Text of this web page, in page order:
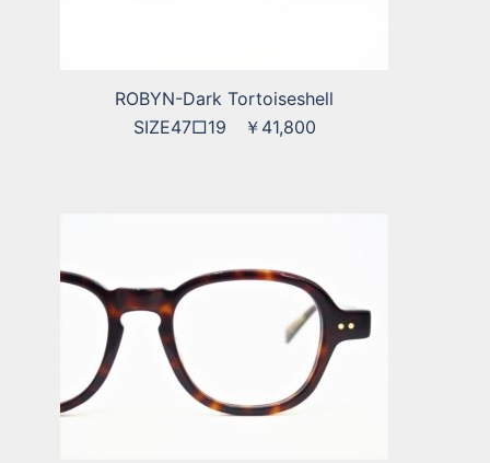
ROBYN-Dark Tortoiseshell
SIZE47□19 ￥41,800